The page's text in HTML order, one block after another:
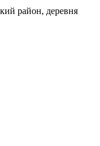
район, деревня